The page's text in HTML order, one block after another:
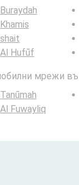
Buraydah
Khamis
Al Hufūf
мрежи
Tanūmah
Al Fuwayliq